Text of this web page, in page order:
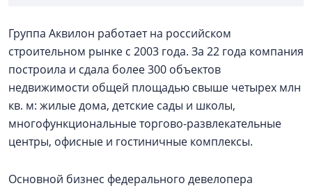
Группа Аквилон работает на российском
строительном рынке с 2003 года. За 22 года компания
построила и сдала более 300 объектов
недвижимости общей площадью свыше четырех млн
кв. м: жилые дома, детские сады и школы,
многофункциональные торгово-развлекательные
центры, офисные и гостиничные комплексы.
Основной бизнес федерального девелопера